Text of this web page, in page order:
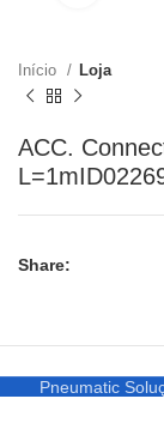
Início Loja
ACC.
Share:
Pneumatic